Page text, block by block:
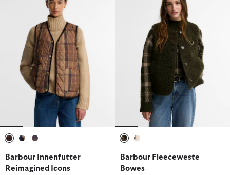
Barbour Innenfutter
Reimagined Icons
Barbour Fleeceweste
Bowes